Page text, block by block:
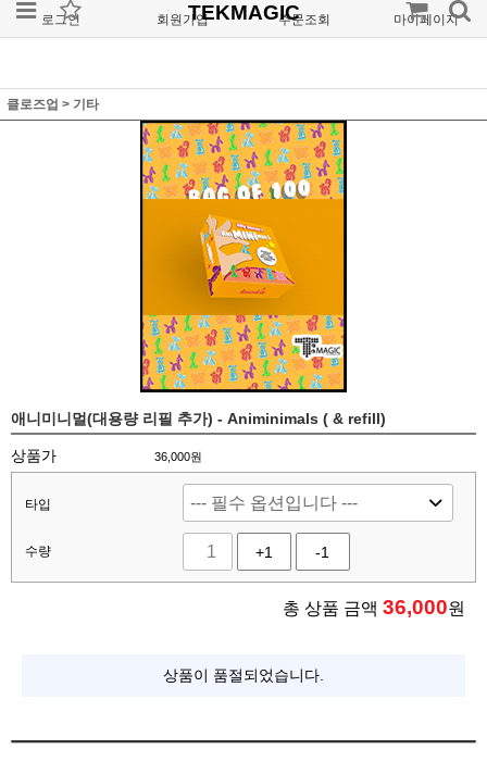
로그인 회원가입 주문조회 마이페이지
TEKMAGIC
클로즈업 > 기타
애니미니멀(대용량 리필 추가) - Animinimals ( & refill)
상품가 36,000원
타입
수량 +1 -1
총 상품 금액 36,000원
상품이 품절되었습니다.